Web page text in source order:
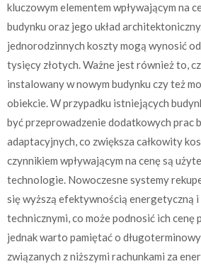
kluczowym elementem wpływającym na
budynku oraz jego układ
jednorodzinnych koszty mogą wynosić
tysięcy złotych. Ważne jest również to,
instalowany w nowym budynku czy też
obiekcie. W przypadku istniejących
być przeprowadzenie dodatkowych prac
adaptacyjnych, co zwiększa całkowity
czynnikiem wpływającym na cenę są
technologie. Nowoczesne systemy
się wyższą efektywnością energetyczną
technicznymi, co może podnosić ich cenę
jednak warto pamiętać o
związanych z niższymi rachunkami za